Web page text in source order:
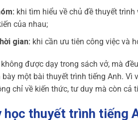
khi tìm hiểu về chủ đề thuyết
của nhau;
gian: khi cần ưu tiên công việc và
được dạy trong sách vở, mà
bày một bài thuyết trình tiếng Anh.
chỉ về kiến thức, tư duy mà còn cả
học thuyết trình tiếng